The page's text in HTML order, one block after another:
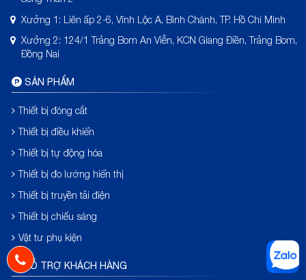
Xưởng 1: Liên ấp 2-6, Vĩnh Lộc A, Bình Chánh, TP. Hồ Chí Minh
Xưởng 2: 124/1 Trảng Bom An Viễn, KCN Giang Điền, Trảng Bom,
Đồng Nai
SẢN PHẨM
Thiết bị đóng cắt
Thiết bị điều khiển
Thiết bị tự động hóa
Thiết bị đo lường hiển thị
Thiết bị truyền tải điện
Thiết bị chiếu sáng
Vật tư phụ kiện
HỖ TRỢ KHÁCH HÀNG